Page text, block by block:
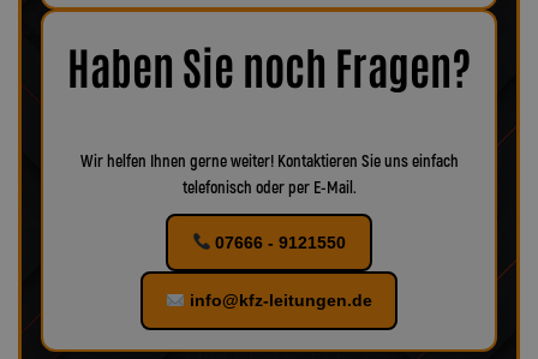
maximale Sicherheit zu gewährleisten.
Bei uns finden Sie
verschiedenes Zubehör für Ihr KFZ!
Haben Sie noch Fragen?
Wir helfen Ihnen gerne weiter! Kontaktieren Sie uns einfach
telefonisch oder per E-Mail.
07666 - 9121550
info@kfz-leitungen.de